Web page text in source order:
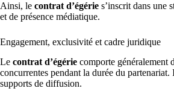
Ainsi, le contrat d’égérie s’inscrit dans une
et de présence médiatique.
Engagement, exclusivité et cadre juridique
Le contrat d’égérie comporte généralement
concurrentes pendant la durée du
supports de diffusion.